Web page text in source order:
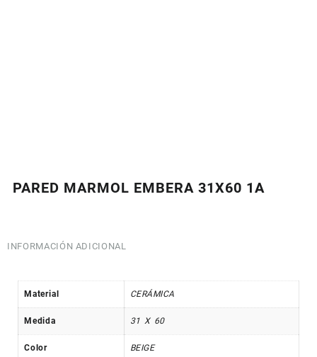
PARED MARMOL EMBERA 31X60 1A
INFORMACIÓN ADICIONAL
Material CERÁMICA
Medida 31 X 60
Color BEIGE